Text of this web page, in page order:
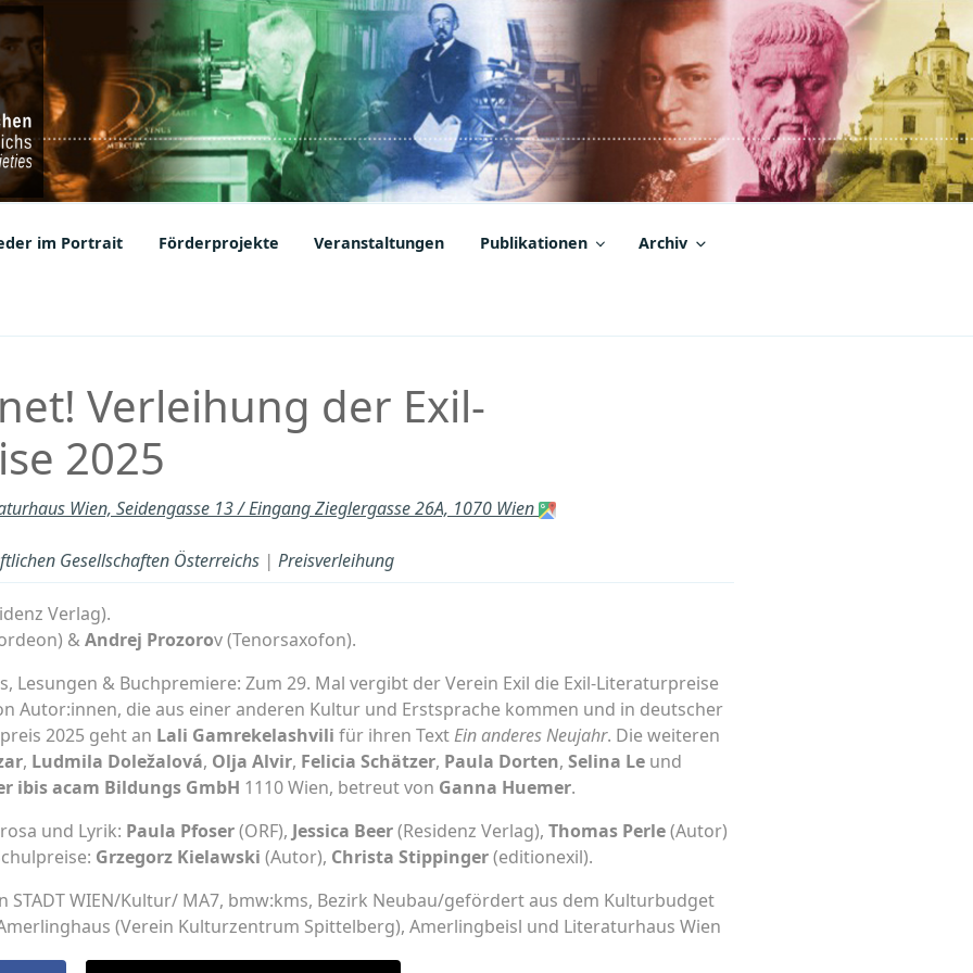
Societies
im Portrait Förderprojekte Veranstaltungen Publikationen Archiv
Verleihung der Exil-
2025
Wien, Seidengasse 13 / Eingang Zieglergasse 26A, 1070 Wien
Gesellschaften Österreichs | Preisverleihung
Verlag).
&Andrej Prozorov (Tenorsaxofon).
Lesungen & Buchpremiere: Zum 29. Mal vergibt der Verein Exil die Exil-Literaturpreise
Autor:innen, die aus einer anderen Kultur und Erstsprache kommen und in deutscher
2025 geht an Lali Gamrekelashvili für ihren TextEin anderes Neujahr. Die weiteren
, Ludmila Doležalová, Olja Alvir, Felicia Schätzer, Paula Dorten, Selina Le und
ibis acam Bildungs GmbH 1110 Wien, betreut von Ganna Huemer.
und Lyrik: Paula Pfoser(ORF), Jessica Beer(Residenz Verlag), Thomas Perle(Autor)
Grzegorz Kielawski (Autor), Christa Stippinger(editionexil).
WIEN/Kultur/ MA7, bmw:kms, Bezirk Neubau/gefördert aus dem Kulturbudget
(Verein Kulturzentrum Spittelberg), Amerlingbeisl und Literaturhaus Wien